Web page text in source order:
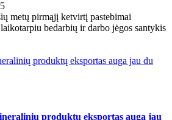
metų pirmąjį ketvirtį pastebimai
bedarbių ir darbo jėgos santykis
produktų eksportas auga jau du
produktų eksportas auga jau